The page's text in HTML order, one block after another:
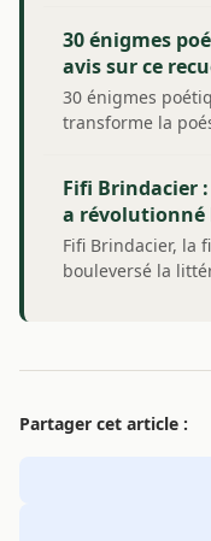
30 énigmes
avis sur ce
30 énigmes
transforme la
Fifi Brindacier
a
Fifi Brindacier, la
bouleversé la
Partager cet article :